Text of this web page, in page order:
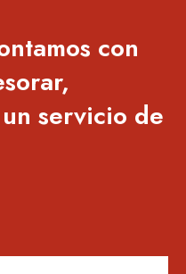
con
servicio de